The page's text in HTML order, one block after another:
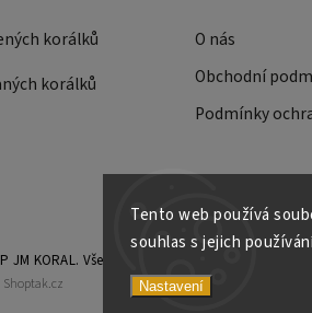
Tento web používá
souhlas s jejich
Nastavení
korálků
korálků
O nás
Obchodní
Podmínky
JM KORAL. Všechna práva vyhrazena.
Shoptak.cz